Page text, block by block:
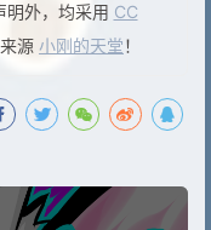
明外，均采用 CC
源 小刚的天堂！